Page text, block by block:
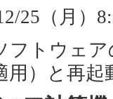
25（月）
フトウェア
用）と再起